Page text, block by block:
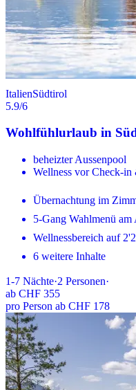
ItalienSüdtirol
5.9/6
Wohlfühlurlaub in
beheizter Aussenpool
Wellness vor Check-
Übernachtung im
5-Gang Wahlmenü am
Wellnessbereich auf
6 weitere Inhalte
1-7 Nächte·2 Personen·
ab CHF 355
pro Person ab CHF 178